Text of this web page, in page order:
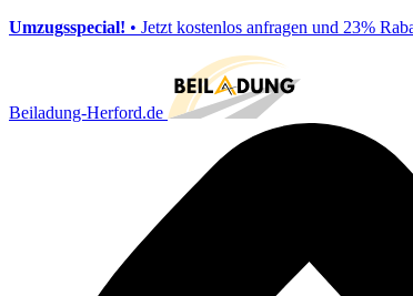
Umzugsspecial! • Jetzt kostenlos anfragen und 23%
Beiladung-Herford.de